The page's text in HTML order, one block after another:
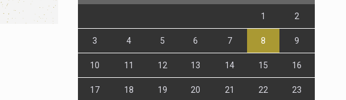
1 2
3 4 5 6 7 8 9
10 11 12 13 14 15 16
17 18 19 20 21 22 23